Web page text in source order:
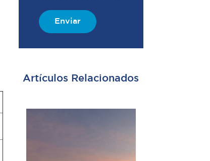
Enviar
Artículos Relacionados